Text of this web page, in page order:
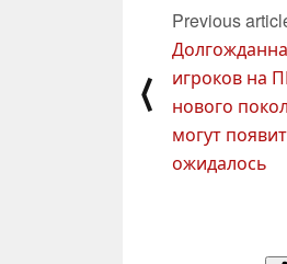
⟨
Previous
игроков на
нового
могут
ожидалось